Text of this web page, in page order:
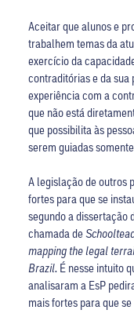
Aceitar que alunos e
trabalhem temas da
exercício da
contraditórias e da sua
experiência com a
que não está
que possibilita às
serem guiadas
A legislação de outros
fortes para que se
segundo a dissertação
chamada de
mapping the legal
Brazil. É nesse intuito
analisaram a EsP
mais fortes para que